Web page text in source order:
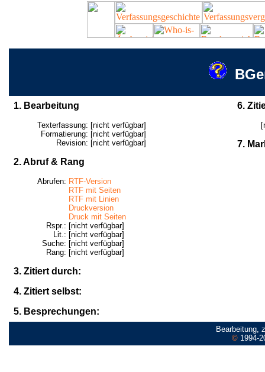
1. Bearbeitung
Texterfassung: [nicht verfügbar]
Formatierung: [nicht verfügbar]
Revision: [nicht verfügbar]
2. Abruf & Rang
Abrufen: RTF-Version
RTF mit Seiten
RTF mit Linien
Druckversion
Druck mit Seiten
Rspr.: [nicht verfügbar]
Lit.: [nicht verfügbar]
Suche: [nicht verfügbar]
Rang: [nicht verfügbar]
3. Zitiert durch:
4. Zitiert selbst:
5. Besprechungen:
6.
7.
Bearbeitung,
©1994-